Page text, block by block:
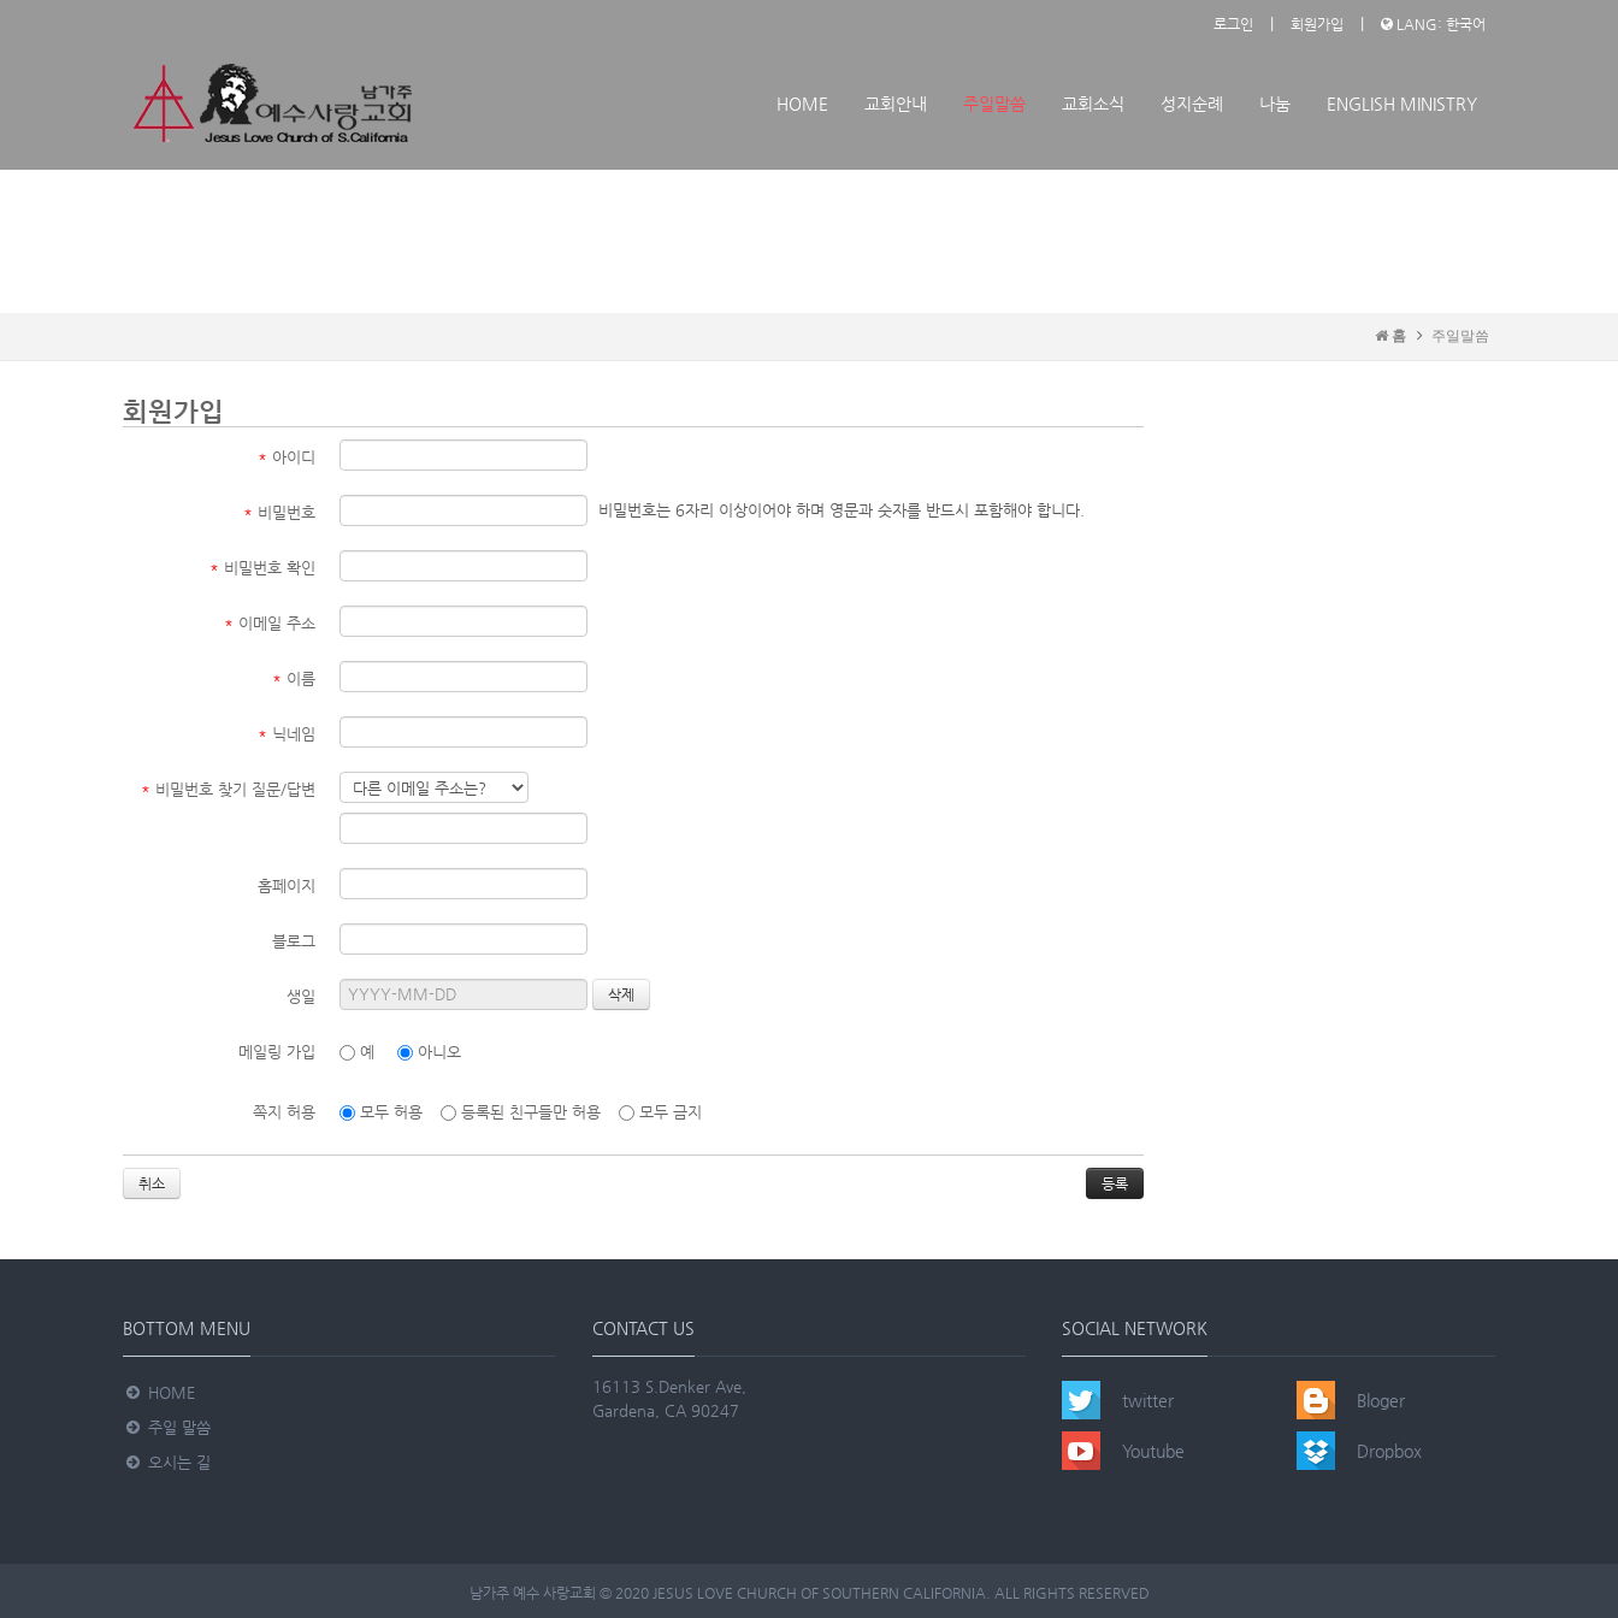
로그인 회원가입 LANG: 한국어
HOME 교회안내 주일말씀 교회소식 성지순례 나눔 ENGLISH MINISTRY
홈 주일말씀
회원가입
* 아이디
* 비밀번호 비밀번호는 6자리 이상이어야 하며 영문과 숫자를 반드시 포함해야 합니다.
* 비밀번호 확인
* 이메일 주소
* 이름
* 닉네임
* 비밀번호 찾기 질문/답변
홈페이지
블로그
생일
메일링 가입 예 아니오
쪽지 허용 모두 허용 등록된 친구들만 허용 모두 금지
취소
BOTTOM MENU
HOME
주일 말씀
오시는 길
CONTACT US
16113 S.Denker Ave,
Gardena, CA 90247
SOCIAL NETWORK
twitter
Youtube
Bloger
Dropbox
남가주 예수 사랑교회 © 2020 JESUS LOVE CHURCH OF SOUTHERN CALIFORNIA. ALL RIGHTS RESERVED